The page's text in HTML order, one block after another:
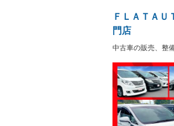
Bluetooth接続
－ レンタカーア
－
ヘッドライ
ー
LEDヘッドラ
－ ランフラット
フルフラット
シートヒータ
ＦＬＡＴＡ
門店
中古車の販売、